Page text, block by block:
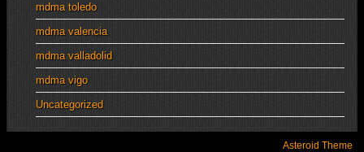
mdma toledo
mdma valencia
mdma valladolid
mdma vigo
Uncategorized
Asteroid Theme